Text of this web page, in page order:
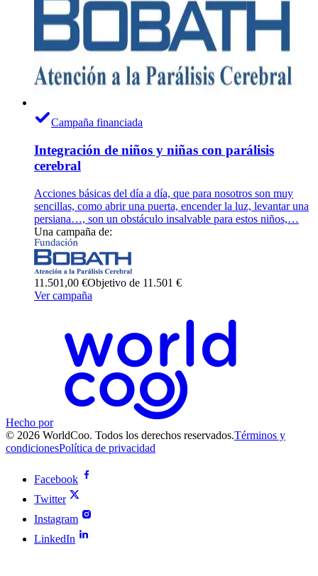
Campaña financiada
Integración de niños y niñas con parálisis
cerebral
Acciones básicas del día a día, que para nosotros son muy
sencillas, como abrir una puerta, encender la luz, levantar una
persiana…, son un obstáculo insalvable para estos niños,…
Una campaña de:
11.501,00 €Objetivo de 11.501 €
Ver campaña
Hecho por
© 2026 WorldCoo. Todos los derechos reservados.Términos y
condicionesPolítica de privacidad
Facebook
Twitter
Instagram
LinkedIn